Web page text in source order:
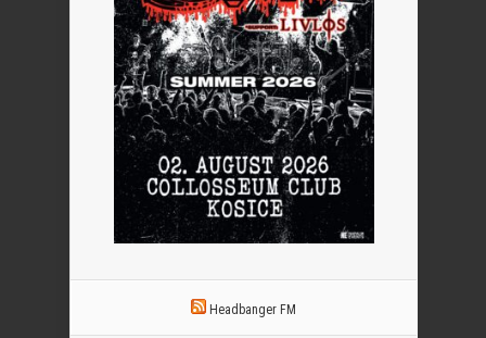
Headbanger FM